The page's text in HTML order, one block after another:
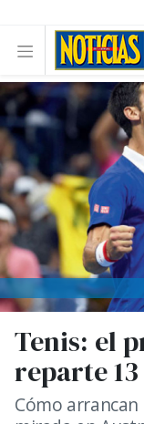
Tenis: el
reparte
Cómo arrancan